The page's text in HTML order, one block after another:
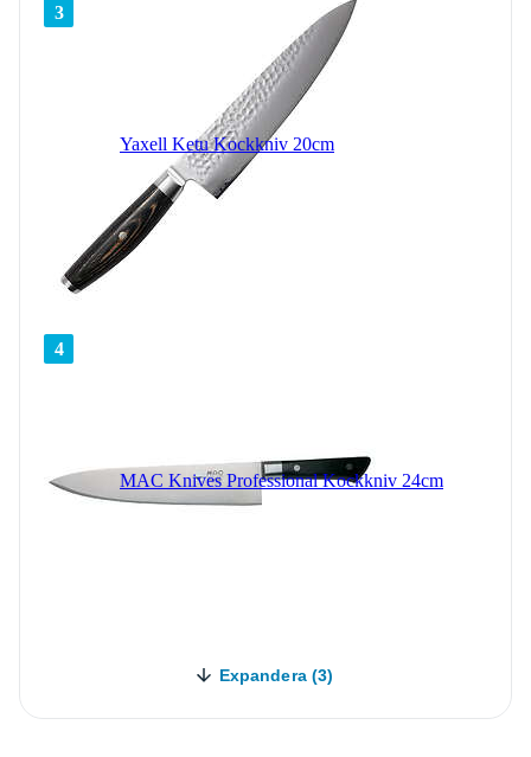
3
Yaxell Ketu Kockkniv 20cm
4
MAC Knives Professional Kockkniv 24cm
Expandera (3)